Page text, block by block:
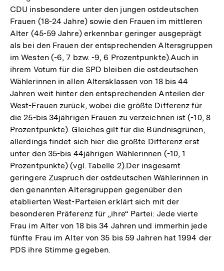
CDU insbesondere unter den jungen ostdeutschen
Frauen (18-24 Jahre) sowie den Frauen im mittleren
Alter (45-59 Jahre) erkennbar geringer ausgeprägt
als bei den Frauen der entsprechenden Altersgruppen
im Westen (-6, 7 bzw. -9, 6 Prozentpunkte).Auch in
ihrem Votum für die SPD bleiben die ostdeutschen
Wählerinnen in allen Altersklassen von 18 bis 44
Jahren weit hinter den entsprechenden Anteilen der
West-Frauen zurück, wobei die größte Differenz für
die 25-bis 34jährigen Frauen zu verzeichnen ist (-10, 8
Prozentpunkte). Gleiches gilt für die Bündnisgrünen,
allerdings findet sich hier die größte Differenz erst
unter den 35-bis 44jährigen Wählerinnen (-10, 1
Prozentpunkte) (vgl. Tabelle 2).Der insgesamt
geringere Zuspruch der ostdeutschen Wählerinnen in
den genannten Altersgruppen gegenüber den
etablierten West-Parteien erklärt sich mit der
besonderen Präferenz für „ihre“ Partei: Jede vierte
Frau im Alter von 18 bis 34 Jahren und immerhin jede
fünfte Frau im Alter von 35 bis 59 Jahren hat 1994 der
PDS ihre Stimme gegeben.